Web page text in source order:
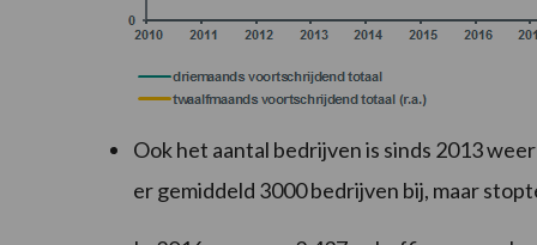
Ook het aantal bedrijven is sinds 2013
er gemiddeld 3000 bedrijven bij, maar